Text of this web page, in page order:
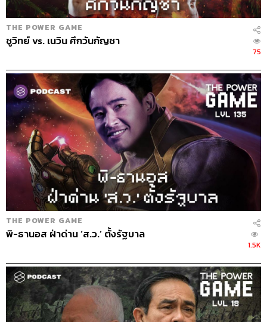
TAGS: Podcast The Standard Podcast
การเมือง
THE POWER GAME
สรกล อดุลยานนท์
39
ABOUT THE HOST
THE STANDARD PODCAST
ทีมงาน THE STANDARD PODCAST
THE POWER GAME
ชูวิทย์ vs. เนวิน ศึกวันกัญชา
75
THE POWER GAME
พิ-ธานอส ฝ่าด่าน ‘ส.ว.’ ตั้งรัฐบาล
1.5K